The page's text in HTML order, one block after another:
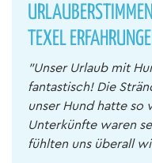
TEXEL
"Unser Urlaub mit
fantastisch! Die
unser Hund hatte so
Unterkünfte waren
fühlten uns überall